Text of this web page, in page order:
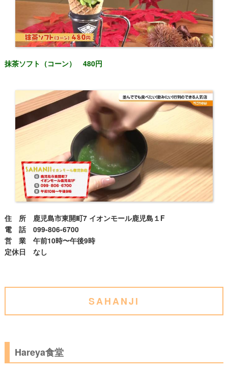
抹茶ソフト（コーン） 480円
住 所 鹿児島市東開町7 イオンモール鹿児島１F
電 話 099-806-6700
営 業 午前10時〜午後9時
定休日 なし
SAHANJI
Hareya食堂